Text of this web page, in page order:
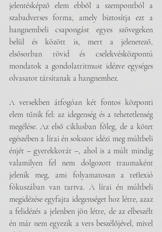
jelentésképző elem ebből a szempontból a
szabadverses forma, amely biztosítja ezt a
hangnembeli csapongást egyes szövegeken
belül és között is, mert a jelenetező,
elsősorban rövid és cselekvésközpontú
mondatok a gondolatritmust idézve egységes
olvasatot társítanak a hangnemhez.
A versekben átfogóan két fontos központi
elem tűnik fel: az idegenség és a tehetetlenség
megélése. Az első ciklusban főleg, de a kötet
egészében a lírai én sokszor idézi meg múltbeli
énjét – gyerekkorát –, ahol is a múlt mindig
valamilyen fel nem dolgozott traumaként
jelenik meg, ami folyamatosan a reflexió
fókuszában van tartva. A lírai én múltbeli
megidézése egyfajta idegenséget hoz létre, azaz
a felidézés a jelenben jön létre, de az elbeszélt
én már nem egyezik a vers beszélőjével, mivel